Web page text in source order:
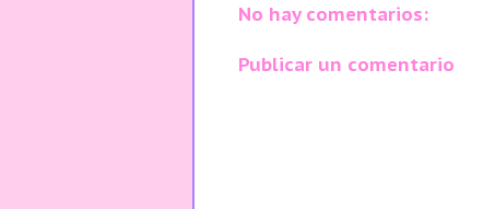
No hay comentarios:
Publicar un comentario